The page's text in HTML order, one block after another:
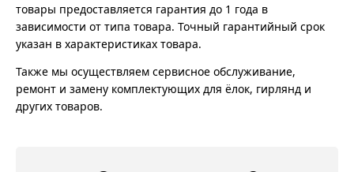
товары предоставляется гарантия до 1 года в
зависимости от типа товара. Точный гарантийный срок
указан в характеристиках товара.
Также мы осуществляем сервисное обслуживание,
ремонт и замену комплектующих для ёлок, гирлянд и
других товаров.